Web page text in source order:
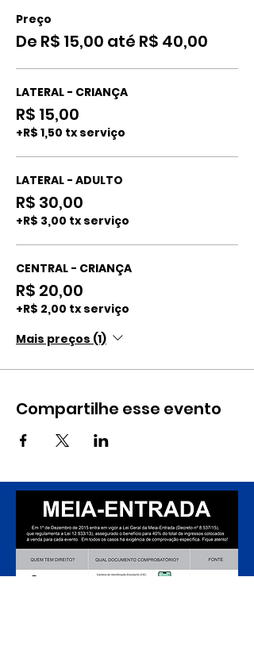
Preço
De R$ 15,00 até R$ 40,00
LATERAL - CRIANÇA
R$ 15,00
+R$ 1,50 tx serviço
LATERAL - ADULTO
R$ 30,00
+R$ 3,00 tx serviço
CENTRAL - CRIANÇA
R$ 20,00
+R$ 2,00 tx serviço
Mais preços (1)
Compartilhe esse evento